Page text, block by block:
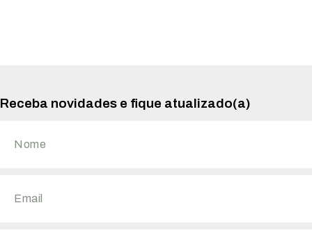
Receba novidades e fique atualizado(a)